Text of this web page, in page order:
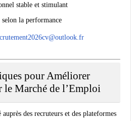
stable et stimulant
la performance
pour Améliorer
Marché de l’Emploi
des recruteurs et des plateformes